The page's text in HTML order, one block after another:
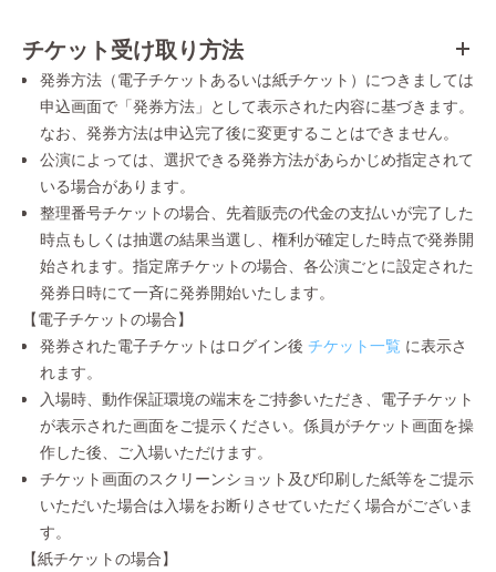
チケット受け取り方法
発券方法（電子チケットあるいは紙チケット）につきましては
申込画面で「発券方法」として表示された内容に基づきます。
なお、発券方法は申込完了後に変更することはできません。
公演によっては、選択できる発券方法があらかじめ指定されて
いる場合があります。
整理番号チケットの場合、先着販売の代金の支払いが完了した
時点もしくは抽選の結果当選し、権利が確定した時点で発券開
始されます。指定席チケットの場合、各公演ごとに設定された
発券日時にて一斉に発券開始いたします。
【電子チケットの場合】
発券された電子チケットはログイン後 チケット一覧 に表示さ
れます。
入場時、動作保証環境の端末をご持参いただき、電子チケット
が表示された画面をご提示ください。係員がチケット画面を操
作した後、ご入場いただけます。
チケット画面のスクリーンショット及び印刷した紙等をご提示
いただいた場合は入場をお断りさせていただく場合がございま
す。
【紙チケットの場合】